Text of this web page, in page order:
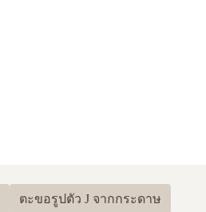
ตะขอรูปตัว J จากกระดาษ